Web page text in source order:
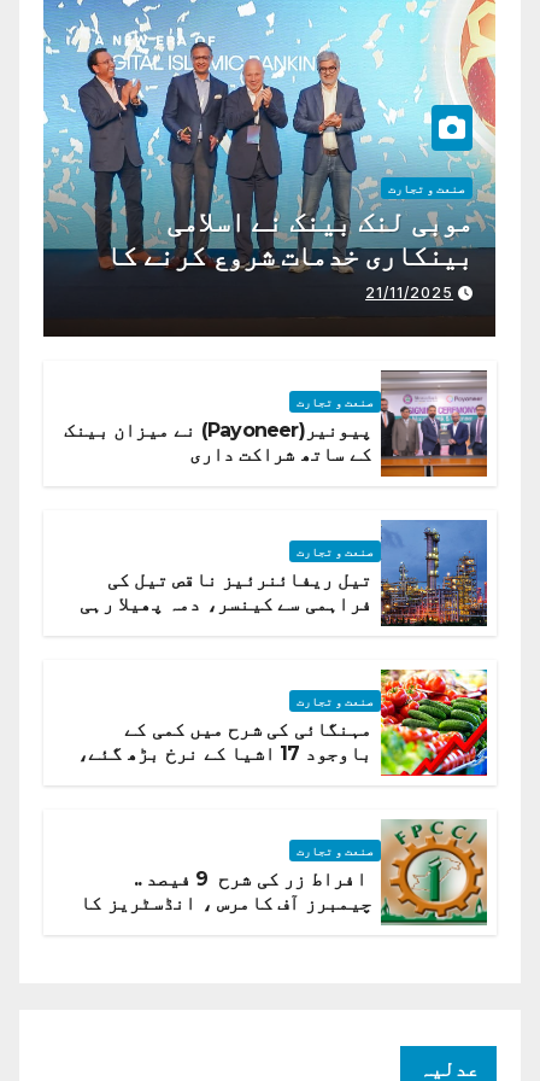
صنعت و تجارت
موبی لنک بینک نے اسلامی
بینکاری خدمات شروع کرنے کا
اعلان کیا ہے،
21/11/2025
صنعت و تجارت
پیونیر(Payoneer) نے میزان بینک
کے ساتھ شراکت داری
صنعت و تجارت
تیل ریفائنرئیز ناقص تیل کی
فراہمی سے کینسر، دمہ پھیلا رہی
صنعت و تجارت
مہنگائی کی شرح میں کمی کے
باوجود 17 اشیا کے نرخ بڑھ گئے،
صنعت و تجارت
افراط زر کی شرح 9 فیصد ..
چیمبرز آف کامرس ، انڈسٹریز کا
عدلیہ